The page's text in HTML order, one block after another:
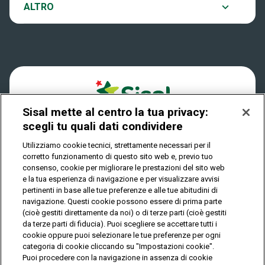
Play Your Date
Dove si gioca
Quanto si vince
Come riscuotere
ALTRO
Notifiche
Privacy
IL GIOCO È VIETATO AI MINORI E PUÒ CAUSARE
DIPENDENZA PATOLOGICA
© Copyright Sisal Italia S.p.A. - P.I. 02433760135
Privacy Cookies
Mappa
del
sito
Sisal mette al centro la tua privacy:
scegli tu quali dati condividere
Utilizziamo cookie tecnici, strettamente necessari per il
corretto funzionamento di questo sito web e, previo tuo
consenso, cookie per migliorare le prestazioni del sito web
e la tua esperienza di navigazione e per visualizzare avvisi
pertinenti in base alle tue preferenze e alle tue abitudini di
navigazione. Questi cookie possono essere di prima parte
(cioè gestiti direttamente da noi) o di terze parti (cioè gestiti
da terze parti di fiducia). Puoi scegliere se accettare tutti i
cookie oppure puoi selezionare le tue preferenze per ogni
categoria di cookie cliccando su "Impostazioni cookie".
Puoi procedere con la navigazione in assenza di cookie